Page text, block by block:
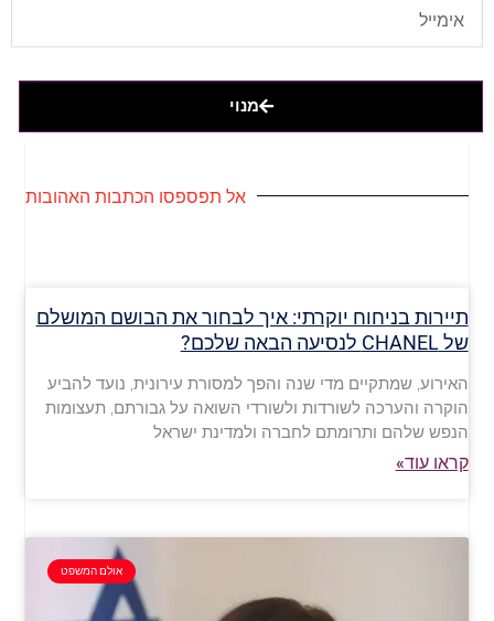
מנוי
אל תפספסו הכתבות האהובות
תיירות בניחוח יוקרתי: איך לבחור את הבושם המושלם
של CHANEL לנסיעה הבאה שלכם?
האירוע, שמתקיים מדי שנה והפך למסורת עירונית, נועד להביע
הוקרה והערכה לשורדות ולשורדי השואה על גבורתם, תעצומות
הנפש שלהם ותרומתם לחברה ולמדינת ישראל
קראו עוד»
אולם המשפט